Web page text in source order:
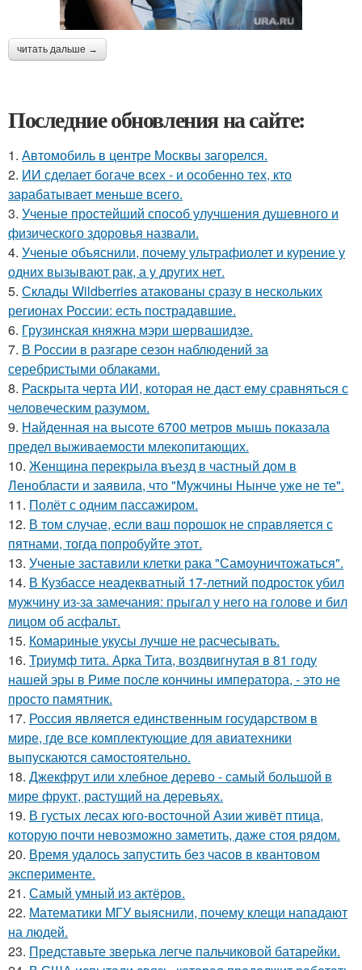
читать дальше →
Последние обновления на сайте:
1. Автомобиль в центре Москвы загорелся.
2. ИИ сделает богаче всех - и особенно тех, кто
зарабатывает меньше всего.
3. Ученые простейший способ улучшения душевного и
физического здоровья назвали.
4. Ученые объяснили, почему ультрафиолет и курение у
одних вызывают рак, а у других нет.
5. Склады Wildberries атакованы сразу в нескольких
регионах России: есть пострадавшие.
6. Грузинская княжна мэри шервашидзе.
7. В России в разгаре сезон наблюдений за
серебристыми облаками.
8. Раскрыта черта ИИ, которая не даст ему сравняться с
человеческим разумом.
9. Найденная на высоте 6700 метров мышь показала
предел выживаемости млекопитающих.
10. Женщина перекрыла въезд в частный дом в
Ленобласти и заявила, что "Мужчины Нынче уже не те".
11. Полёт с одним пассажиром.
12. В том случае, если ваш порошок не справляется с
пятнами, тогда попробуйте этот.
13. Ученые заставили клетки рака "Самоуничтожаться".
14. В Кузбассе неадекватный 17-летний подросток убил
мужчину из-за замечания: прыгал у него на голове и бил
лицом об асфальт.
15. Комариные укусы лучше не расчесывать.
16. Триумф тита. Арка Тита, воздвигнутая в 81 году
нашей эры в Риме после кончины императора, - это не
просто памятник.
17. Россия является единственным государством в
мире, где все комплектующие для авиатехники
выпускаются самостоятельно.
18. Джекфрут или хлебное дерево - самый большой в
мире фрукт, растущий на деревьях.
19. В густых лесах юго-восточной Азии живёт птица,
которую почти невозможно заметить, даже стоя рядом.
20. Время удалось запустить без часов в квантовом
эксперименте.
21. Самый умный из актёров.
22. Математики МГУ выяснили, почему клещи нападают
на людей.
23. Представьте зверька легче пальчиковой батарейки.